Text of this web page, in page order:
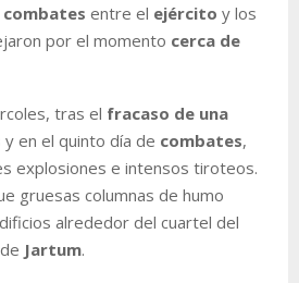
combates entre el ejército y los
por el momento cerca de
tras el fracaso de una
y en el quinto día de combates,
explosiones e intensos tiroteos.
gruesas columnas de humo
alrededor del cuartel del
Jartum.